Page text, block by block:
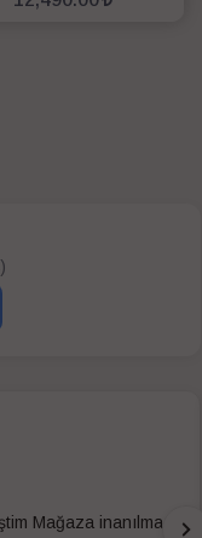
Mağaza inanılmaz